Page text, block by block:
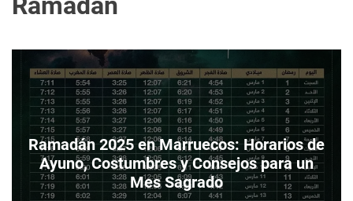
es
m
o
d
e
c
o
l
o
r
Ramadán 2025 en Marruecos: Horarios de
Ayuno, Costumbres y Consejos para un
Mes Sagrado